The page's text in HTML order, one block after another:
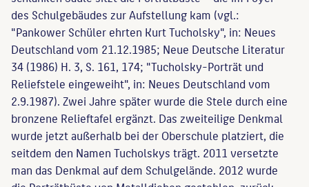
des Schulgebäudes zur Aufstellung kam (vgl.:
"Pankower Schüler ehrten Kurt Tucholsky", in: Neues
Deutschland vom 21.12.1985; Neue Deutsche Literatur
34 (1986) H. 3, S. 161, 174; "Tucholsky-Porträt und
Reliefstele eingeweiht", in: Neues Deutschland vom
2.9.1987). Zwei Jahre später wurde die Stele durch eine
bronzene Relieftafel ergänzt. Das zweiteilige Denkmal
wurde jetzt außerhalb bei der Oberschule platziert, die
seitdem den Namen Tucholskys trägt. 2011 versetzte
man das Denkmal auf dem Schulgelände. 2012 wurde